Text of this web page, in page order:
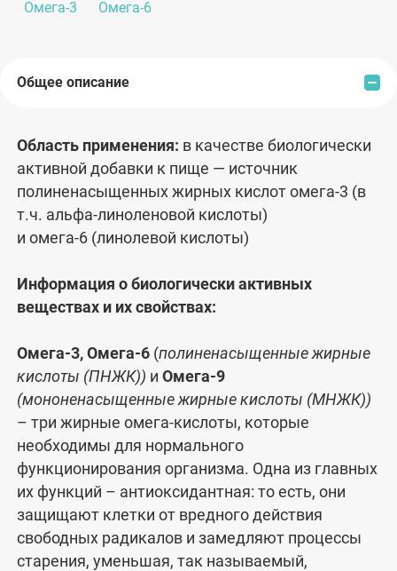
«вредного», помогают здоровью сосудов и
необходимы для здоровья кожи, хорошей
Омега-3 Омега-6
Общее описание
Область применения: в качестве биологически
активной добавки к пище — источник
полиненасыщенных жирных кислот омега-3 (в
т.ч. альфа-линоленовой кислоты)
и омега-6 (линолевой кислоты)
Информация о биологически активных
веществах и их свойствах:
Омега-3, Омега-6 (полиненасыщенные жирные
кислоты (ПНЖК)) и Омега-9
(мононенасыщенные жирные кислоты (МНЖК))
– три жирные омега-кислоты, которые
необходимы для нормального
функционирования организма. Одна из главных
их функций – антиоксидантная: то есть, они
защищают клетки от вредного действия
свободных радикалов и замедляют процессы
старения, уменьшая, так называемый,